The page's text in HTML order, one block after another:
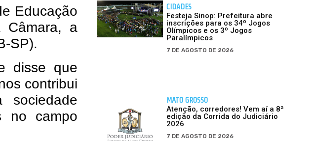
Educação
Câmara, a
SP).
disse que
contribui
sociedade
no campo
CIDADES
Festeja Sinop: Prefeitura abre
inscrições para os 34º Jogos
Olímpicos e os 3º Jogos
Paralímpicos
7 DE AGOSTO DE 2026
MATO GROSSO
Atenção, corredores! Vem aí a 8ª
edição da Corrida do Judiciário
2026
7 DE AGOSTO DE 2026